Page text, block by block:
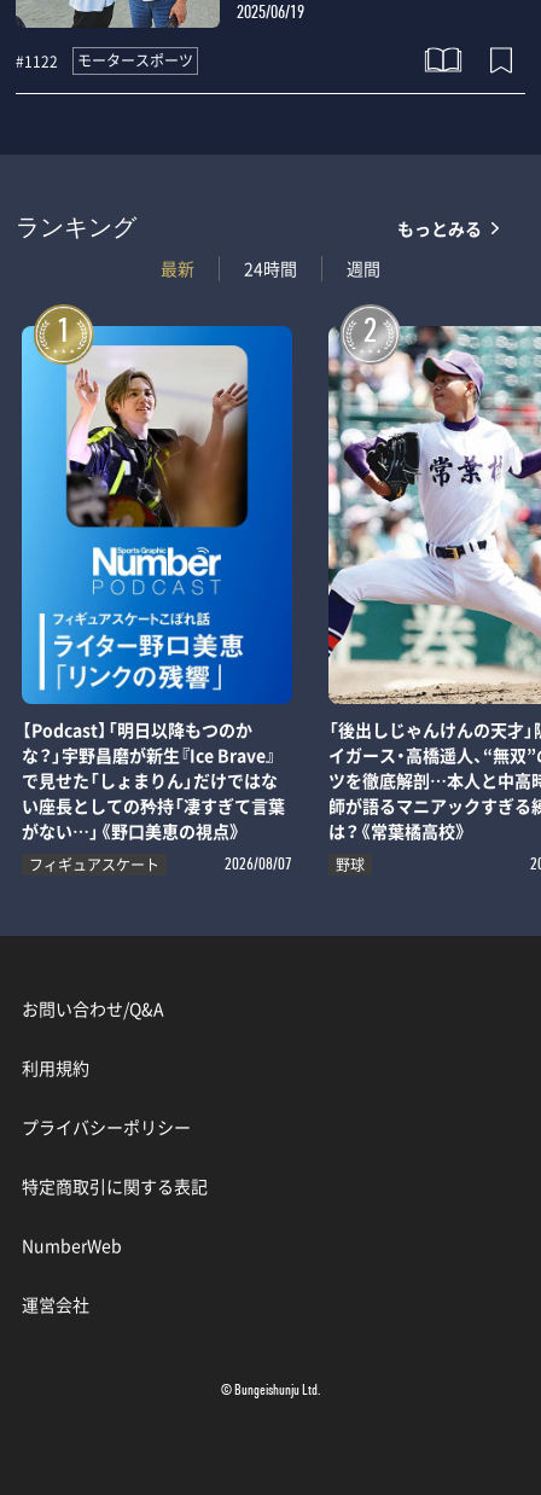
2025/06/19
#1122 モータースポーツ
ランキング
最新
24時間 週間
もっとみる
1
【Podcast】「明日以降もつのか
な？」宇野昌磨が新生『Ice Brave』
で見せた「しょまりん」だけではな
い座長としての矜持「凄すぎて言葉
がない…」《野口美恵の視点》
フィギュアスケート 2026/08/07
2
「後出しじゃんけんの天才
イガース・高橋遥人、“無双
ツを徹底解剖…本人と中高
師が語るマニアックすぎる
は？《常葉橘高校》
野球
お問い合わせ/Q&A
利用規約
プライバシーポリシー
特定商取引に関する表記
NumberWeb
運営会社
© Bungeishunju Ltd.